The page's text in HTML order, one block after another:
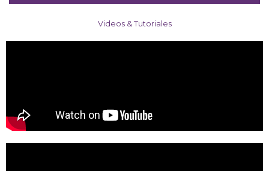
Videos & Tutoriales